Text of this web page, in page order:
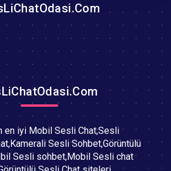
en iyi Mobil Sesli Chat,Sesli
Sesli Sohbet,Görüntülü
Sesli sohbet,Mobil Sesli chat